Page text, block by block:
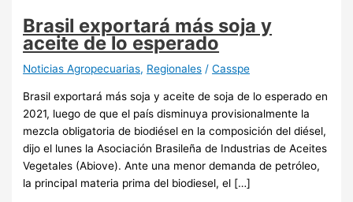
Brasil exportará más soja y
aceite de lo esperado
Noticias Agropecuarias, Regionales /Casspe
Brasil exportará más soja y aceite de soja de lo esperado en
2021, luego de que el país disminuya provisionalmente la
mezcla obligatoria de biodiésel en la composición del diésel,
dijo el lunes la Asociación Brasileña de Industrias de Aceites
Vegetales (Abiove). Ante una menor demanda de petróleo,
la principal materia prima del biodiesel, el […]